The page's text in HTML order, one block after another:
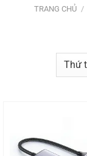
TRANG CHỦ /